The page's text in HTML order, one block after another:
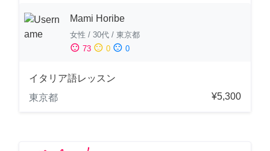
Mami Horibe
女性 / 30代 / 東京都
sentiment_satisfied 73 sentiment_neutral 0 sentiment_dissatisfied 0
イタリア語レッスン
東京都
¥5,300